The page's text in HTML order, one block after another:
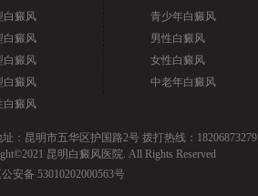
白癜风
白癜风
白癜风
白癜风
白癜风
青少年白癜风
男性白癜风
女性白癜风
中老年白癜风
址：昆明市五华区护国路2号 拨打热线：18206873279
昆明白癜风医院. All Rights Reserved
安备 53010202000563号